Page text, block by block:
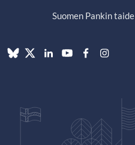
Suomen Pankin taide